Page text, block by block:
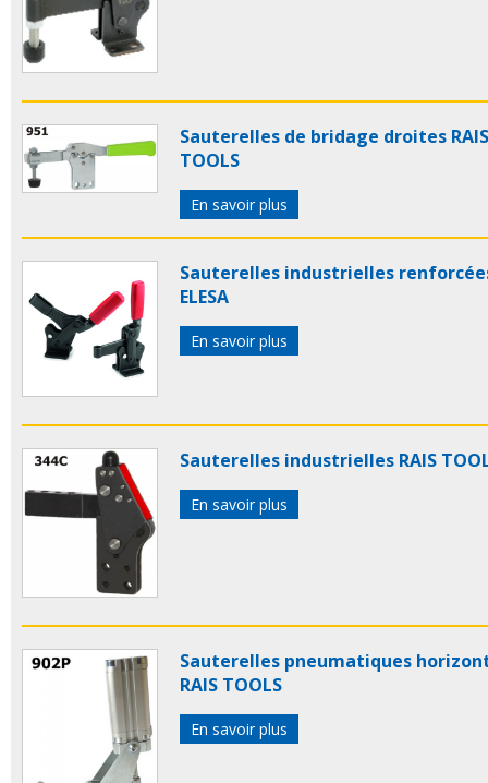
Sauterelles de bridage droites RAIS
TOOLS
En savoir plus
Sauterelles industrielles
ELESA
En savoir plus
Sauterelles industrielles RAIS
En savoir plus
Sauterelles pneumatiques
RAIS TOOLS
En savoir plus